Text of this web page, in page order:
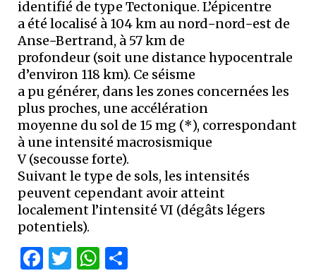
identifié de type Tectonique. L’épicentre
a été localisé à 104 km au nord−nord−est de
Anse−Bertrand, à 57 km de
profondeur (soit une distance hypocentrale
d’environ 118 km). Ce séisme
a pu générer, dans les zones concernées les
plus proches, une accélération
moyenne du sol de 15 mg (*), correspondant
à une intensité macrosismique
V (secousse forte).
Suivant le type de sols, les intensités
peuvent cependant avoir atteint
localement l’intensité VI (dégâts légers
potentiels).
Facebook
Twitter
WhatsApp